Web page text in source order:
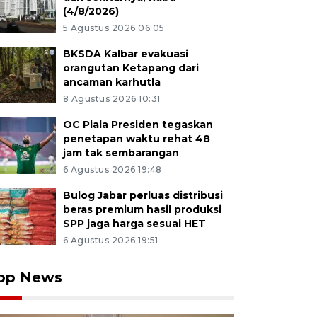
(4/8/2026)
5 Agustus 2026 06:05
BKSDA Kalbar evakuasi
orangutan Ketapang dari
ancaman karhutla
8 Agustus 2026 10:31
OC Piala Presiden tegaskan
penetapan waktu rehat 48
jam tak sembarangan
6 Agustus 2026 19:48
Bulog Jabar perluas distribusi
beras premium hasil produksi
SPP jaga harga sesuai HET
6 Agustus 2026 19:51
News